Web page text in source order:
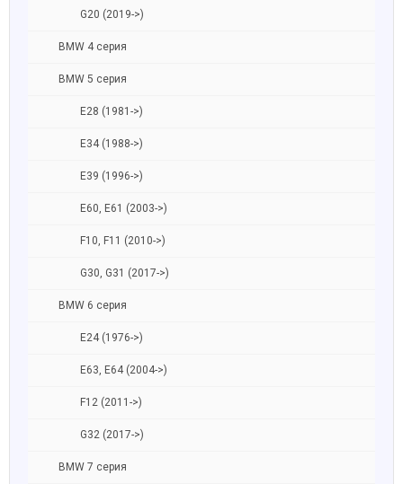
G20 (2019->)
BMW 4 серия
BMW 5 серия
E28 (1981->)
E34 (1988->)
E39 (1996->)
E60, E61 (2003->)
F10, F11 (2010->)
G30, G31 (2017->)
BMW 6 серия
E24 (1976->)
E63, E64 (2004->)
F12 (2011->)
G32 (2017->)
BMW 7 серия